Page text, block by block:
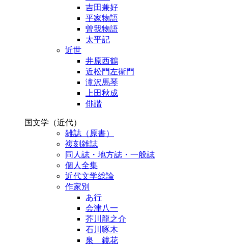
吉田兼好
平家物語
曽我物語
太平記
近世
井原西鶴
近松門左衛門
滝沢馬琴
上田秋成
俳諧
国文学（近代）
雑誌（原書）
複刻雑誌
同人誌・地方誌・一般誌
個人全集
近代文学総論
作家別
あ行
会津八一
芥川龍之介
石川啄木
泉 鏡花